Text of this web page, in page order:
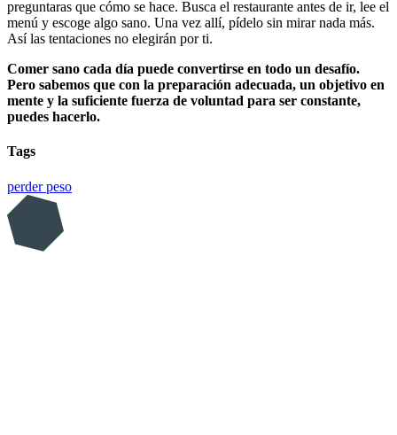
preguntaras que cómo se hace. Busca el restaurante antes de ir, lee el
menú y escoge algo sano. Una vez allí, pídelo sin mirar nada más.
Así las tentaciones no elegirán por ti.
Comer sano cada día puede convertirse en todo un desafío.
Pero sabemos que con la preparación adecuada, un objetivo en
mente y la suficiente fuerza de voluntad para ser constante,
puedes hacerlo.
Tags
perder peso